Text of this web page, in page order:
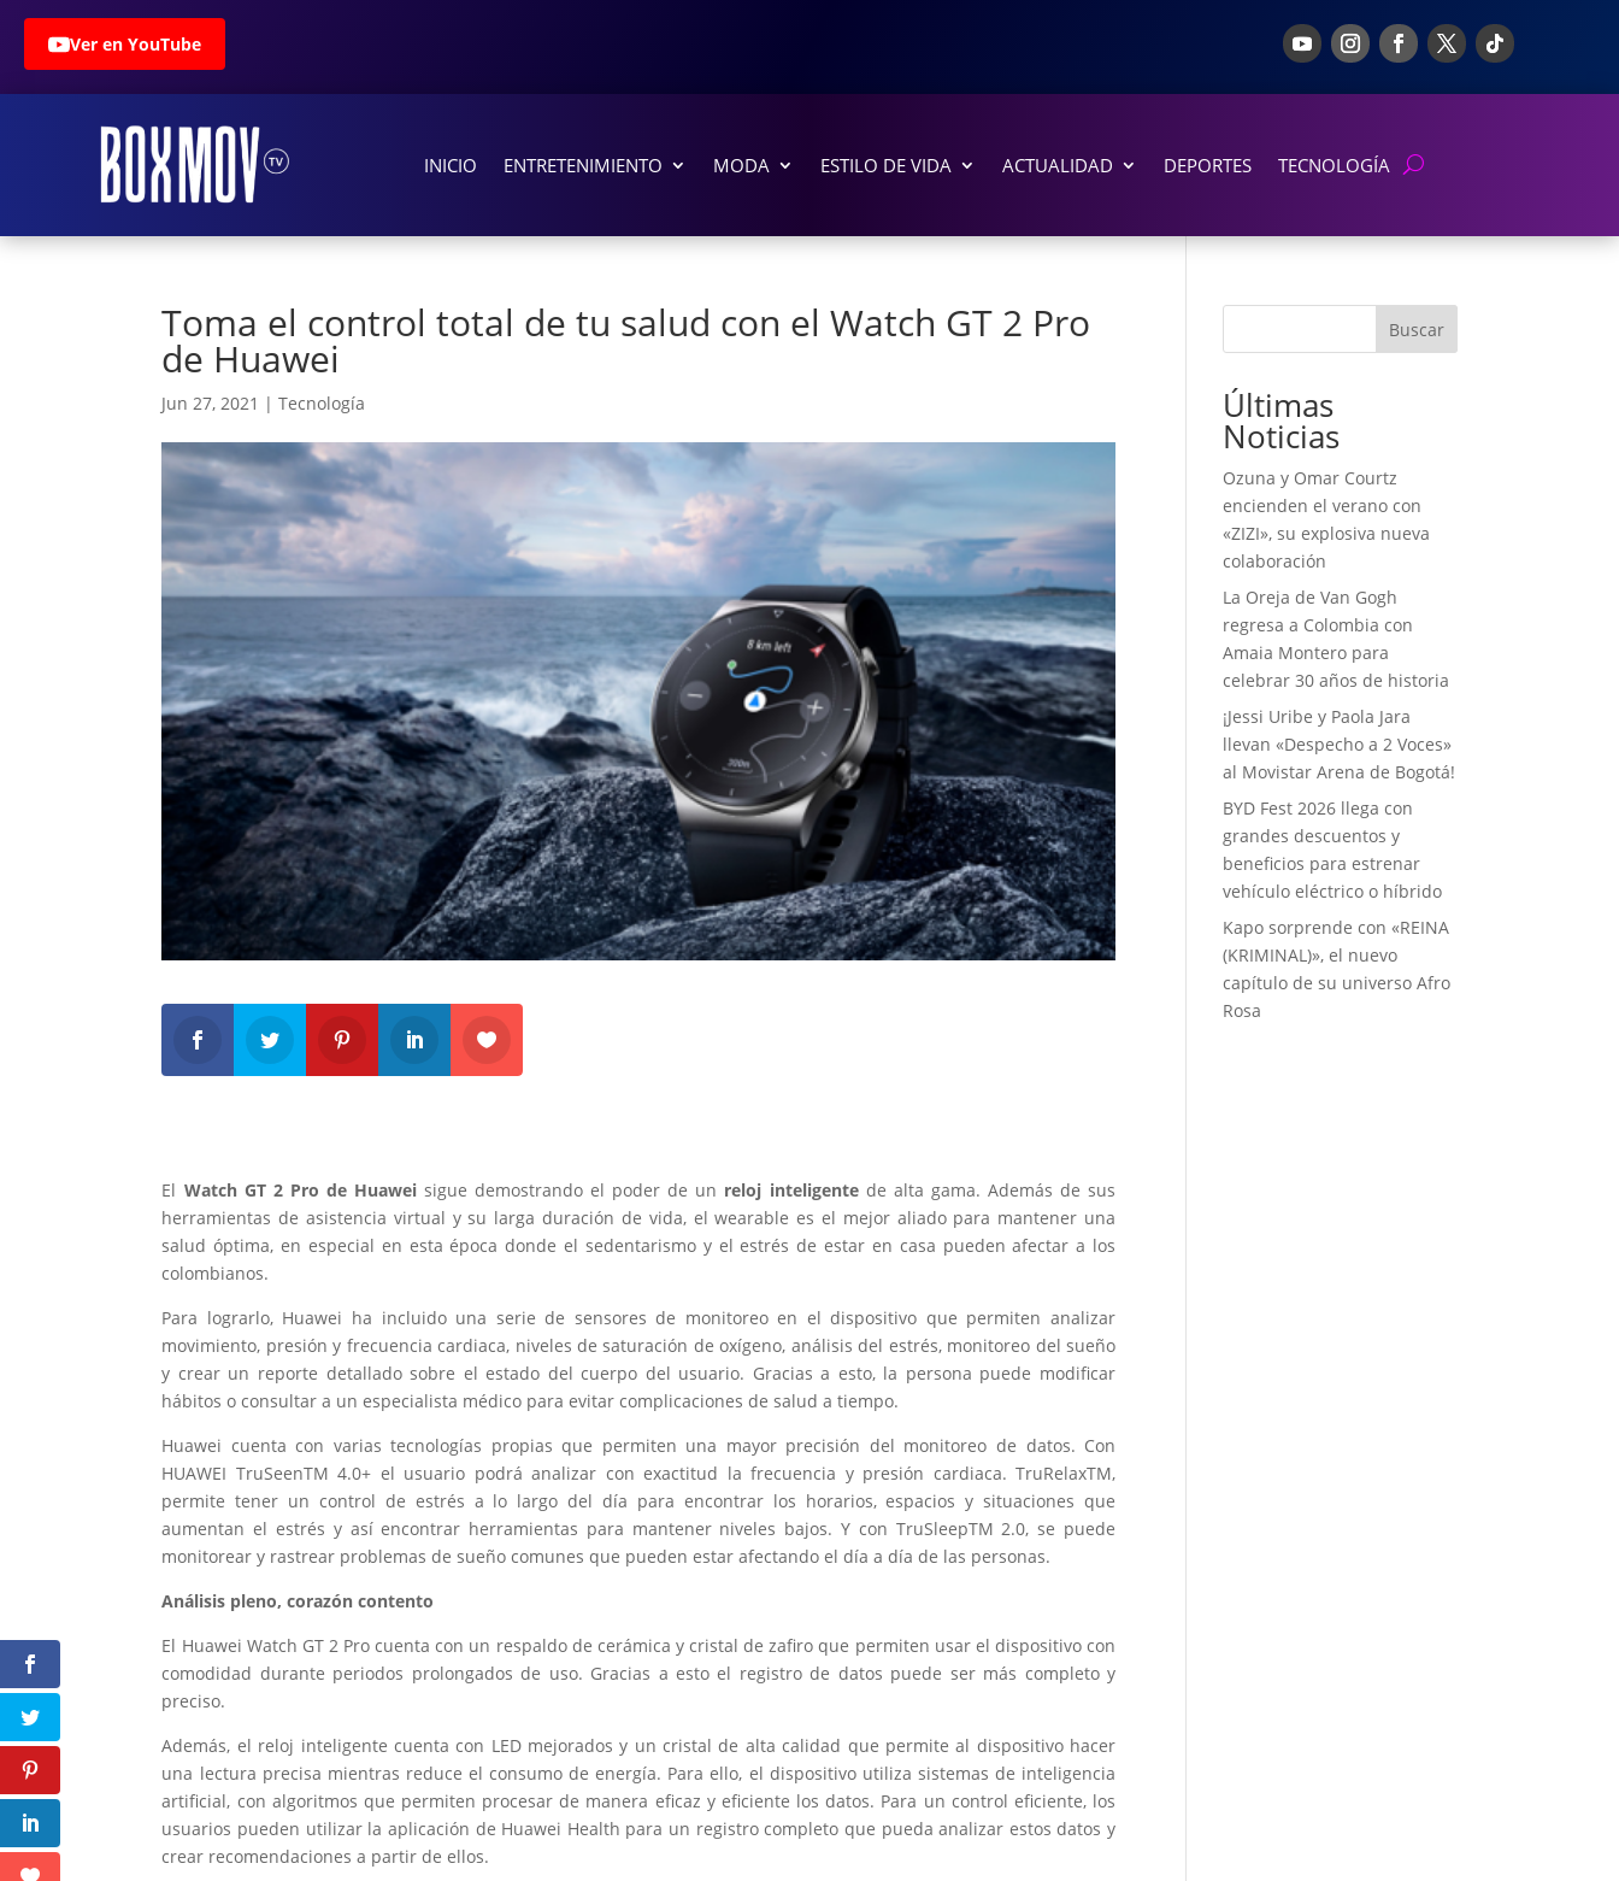
Ver en YouTube
INICIO ENTRETENIMIENTO MODA ESTILO DE VIDA ACTUALIDAD DEPORTES TECNOLOGÍA
Toma el control total de tu salud con el Watch GT 2 Pro
de Huawei
Jun 27, 2021 |Tecnología
El Watch GT 2 Pro de Huaweisigue demostrando el poder de un reloj inteligentede alta gama. Además de sus
herramientas de asistencia virtual y su larga duración de vida, el wearable es el mejor aliado para mantener una
salud óptima, en especial en esta época donde el sedentarismo y el estrés de estar en casa pueden afectar a los
colombianos.
Para lograrlo, Huawei ha incluido una serie de sensores de monitoreo en el dispositivo que permiten analizar
movimiento, presión y frecuencia cardiaca, niveles de saturación de oxígeno, análisis del estrés, monitoreo del sueño
y crear un reporte detallado sobre el estado del cuerpo del usuario. Gracias a esto, la persona puede modificar
hábitos o consultar a un especialista médico para evitar complicaciones de salud a tiempo.
Huawei cuenta con varias tecnologías propias que permiten una mayor precisión del monitoreo de datos. Con
HUAWEI TruSeenTM 4.0+ el usuario podrá analizar con exactitud la frecuencia y presión cardiaca. TruRelaxTM,
permite tener un control de estrés a lo largo del día para encontrar los horarios, espacios y situaciones que
aumentan el estrés y así encontrar herramientas para mantener niveles bajos. Y con TruSleepTM 2.0, se puede
monitorear y rastrear problemas de sueño comunes que pueden estar afectando el día a día de las personas.
Análisis pleno, corazón contento
El Huawei Watch GT 2 Pro cuenta con un respaldo de cerámica y cristal de zafiro que permiten usar el dispositivo con
comodidad durante periodos prolongados de uso. Gracias a esto el registro de datos puede ser más completo y
preciso.
Además, el reloj inteligente cuenta con LED mejorados y un cristal de alta calidad que permite al dispositivo hacer
una lectura precisa mientras reduce el consumo de energía. Para ello, el dispositivo utiliza sistemas de inteligencia
artificial, con algoritmos que permiten procesar de manera eficaz y eficiente los datos. Para un control eficiente, los
usuarios pueden utilizar la aplicación de Huawei Health para un registro completo que pueda analizar estos datos y
crear recomendaciones a partir de ellos.
Buscar
Últimas
Noticias
Ozuna y Omar Courtz
encienden el verano con
«ZIZI», su explosiva nueva
colaboración
La Oreja de Van Gogh
regresa a Colombia con
Amaia Montero para
celebrar 30 años de historia
¡Jessi Uribe y Paola Jara
llevan «Despecho a 2 Voces»
al Movistar Arena de Bogotá!
BYD Fest 2026 llega con
grandes descuentos y
beneficios para estrenar
vehículo eléctrico o híbrido
Kapo sorprende con «REINA
(KRIMINAL)», el nuevo
capítulo de su universo Afro
Rosa